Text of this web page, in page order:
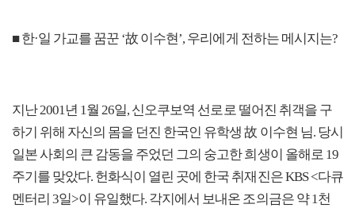
■ 한·일 가교를 꿈꾼 ‘故 이수현’, 우리에게 전하는 메시지는?
지난 2001년 1월 26일, 신오쿠보역 선로로 떨어진 취객을 구
하기 위해 자신의 몸을 던진 한국인 유학생 故 이수현 님. 당시
일본 사회의 큰 감동을 주었던 그의 숭고한 희생이 올해로 19
주기를 맞았다. 헌화식이 열린 곳에 한국 취재진은 KBS <다큐
멘터리 3일>이 유일했다. 각지에서 보내온 조의금은 약 1천